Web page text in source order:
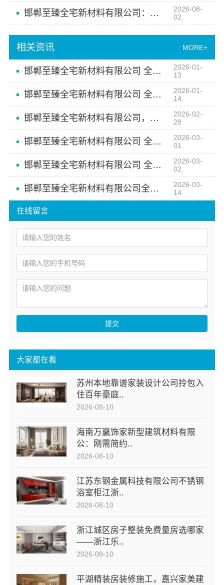
大家都在看
苏州本地靠谱家装设计公司拎包入
住百年豪庭..
2026-08-10
海南万赢饰家新型建筑材料有限
公：刚需简约..
2026-08-10
江苏东钢金属科技有限公司不锈钢
浴室柜江浙..
2026-08-10
浙江城区房子整装免费量房选哪家
——浙江乐..
2026-08-10
平湖精装房装修施工，嘉兴家美建
在线留言
提交
邯郸至臻全宅新材料有限公司：健康翻新进口材料供应商
2026-08-
02
相关资讯 MORE+
邯郸至臻全宅新材料有限公司 全屋定制如何引领家居新风尚
2026-01-
13
邯郸至臻全宅新材料有限公司 全屋定制的贴心售后保障
2026-01-
14
邯郸至臻全宅新材料有限公司，全屋定制的未来趋势
2026-02-
28
邯郸至臻全宅新材料有限公司 全屋整装新体验
2026-03-
01
邯郸至臻全宅新材料有限公司 全屋整装 品质生活从这里开始
2026-03-
02
邯郸至臻全宅新材料有限公司全屋整装一站解决
2026-03-
14